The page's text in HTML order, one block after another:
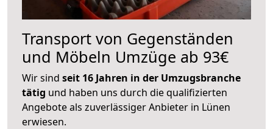
Transport von Gegenständen
und Möbeln Umzüge ab 93€
Wir sind seit 16 Jahren in der Umzugsbranche
tätig und haben uns durch die qualifizierten
Angebote als zuverlässiger Anbieter in Lünen
erwiesen.